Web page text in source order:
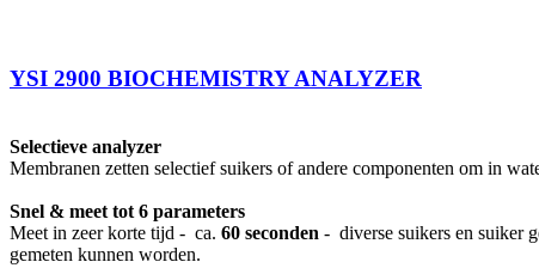
YSI 2900 BIOCHEMISTRY ANALYZER
Selectieve analyzer
Membranen zetten selectief suikers of andere componenten om in
Snel & meet tot 6 parameters
Meet in zeer korte tijd - ca. 60 seconden - diverse suikers en suiker
gemeten kunnen worden.